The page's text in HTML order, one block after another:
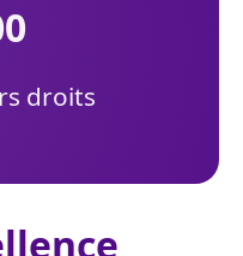
droits